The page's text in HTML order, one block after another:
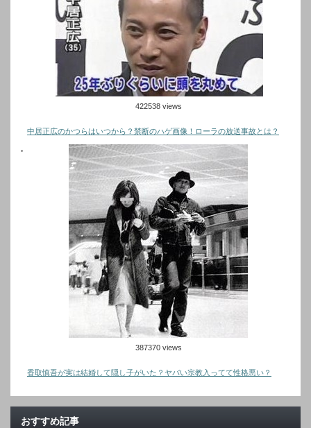
422538 views
中居正広のかつらはいつから？禁断のハゲ画像！ローラの放送事故とは？
387370 views
香取慎吾が実は結婚して隠し子がいた？ヤバい宗教入ってて性格悪い？
おすすめ記事